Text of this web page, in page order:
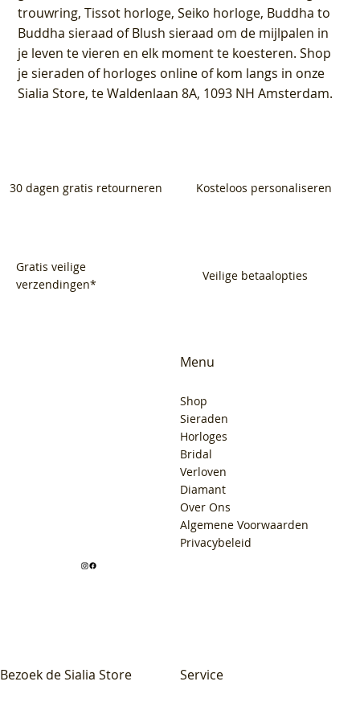
trouwring, Tissot horloge, Seiko horloge, Buddha to
Buddha sieraad of Blush sieraad om de mijlpalen in
je leven te vieren en elk moment te koesteren. Shop
je sieraden of horloges online of kom langs in onze
Sialia Store, te Waldenlaan 8A, 1093 NH Amsterdam.
30 dagen gratis retourneren Kosteloos personaliseren
Gratis veilige
verzendingen*
Veilige betaalopties
Bezoek de Sialia Store
Menu
Shop
Sieraden
Horloges
Bridal
Verloven
Diamant
Over Ons
Algemene Voorwaarden
Privacybeleid
Service